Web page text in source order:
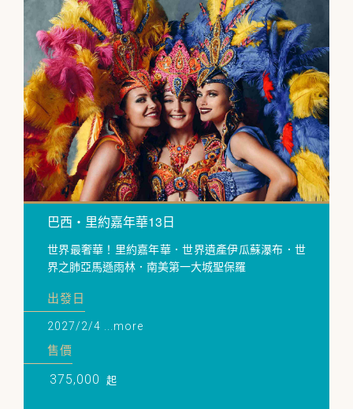
巴西・里約嘉年華13日
世界最奢華！里約嘉年華．世界遺產伊瓜蘇瀑布．世
界之肺亞馬遜雨林．南美第一大城聖保羅
出發日
2027/2/4 ...more
售價
375,000 起